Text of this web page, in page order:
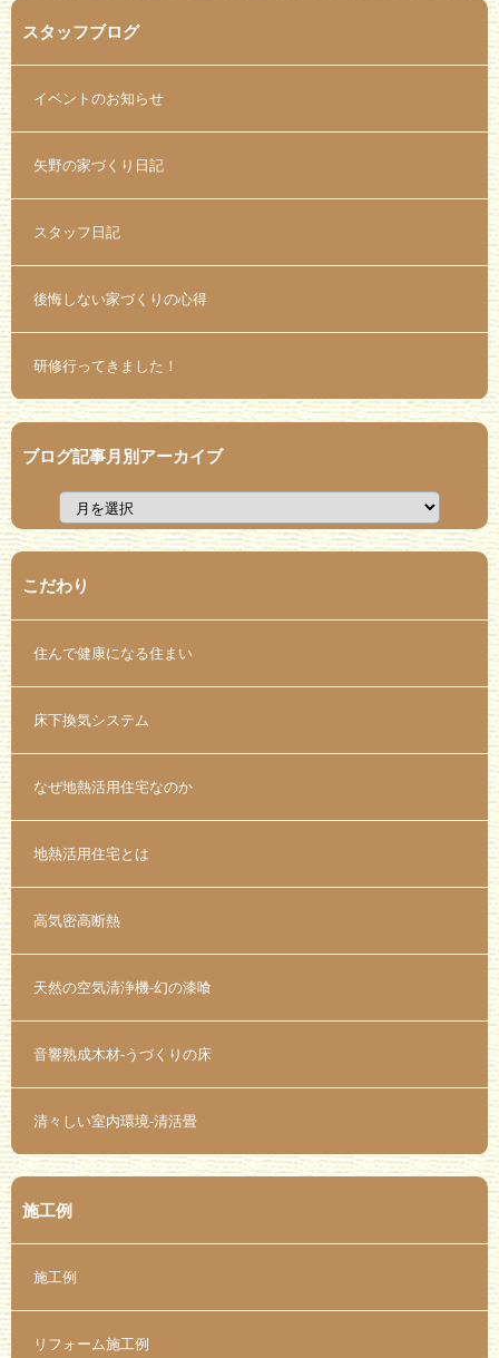
スタッフブログ
イベントのお知らせ
矢野の家づくり日記
スタッフ日記
後悔しない家づくりの心得
研修行ってきました！
ブログ記事月別アーカイブ
こだわり
住んで健康になる住まい
床下換気システム
なぜ地熱活用住宅なのか
地熱活用住宅とは
高気密高断熱
天然の空気清浄機-幻の漆喰
音響熟成木材-うづくりの床
清々しい室内環境-清活畳
施工例
施工例
リフォーム施工例